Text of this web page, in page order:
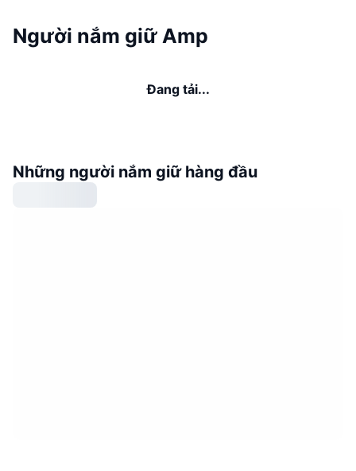
Người nắm giữ Amp
Đang tải...
Những người nắm giữ hàng đầu